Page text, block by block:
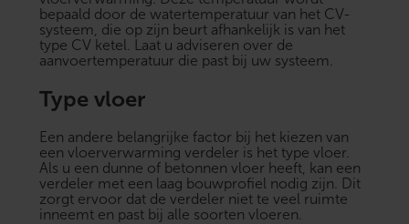
bepaald door de watertemperatuur van het CV-
systeem, die op zijn beurt afhankelijk is van het
type CV ketel. Laat u adviseren over de
aanvoertemperatuur die past bij uw systeem.
Type vloer
Een andere belangrijke factor bij het kiezen van
een vloerverwarming verdeler is het type vloer.
Als u een dunne of betonnen vloer heeft, kan een
verdeler met een laag bouwprofiel nodig zijn. Dit
zorgt ervoor dat de verdeler niet te veel ruimte
inneemt en past bij alle soorten vloeren.